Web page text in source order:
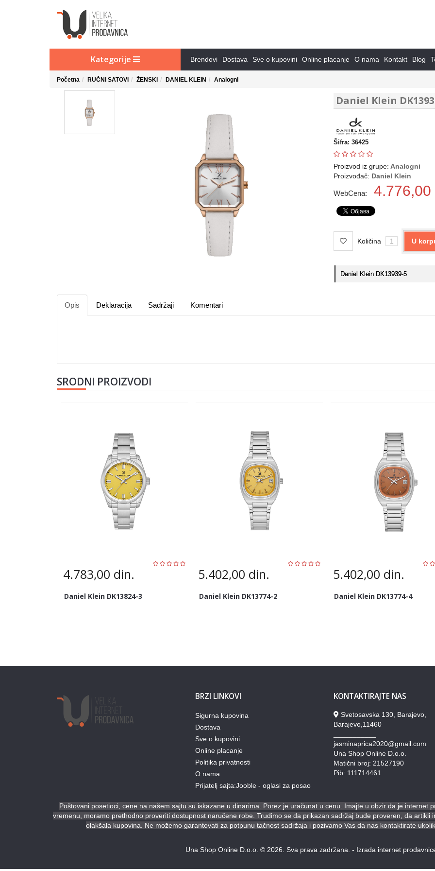
Kategorije Brendovi Dostava Sve o kupovini Online placanje O nama Kontakt Blog
Početna RUČNI SATOVI ŽENSKI DANIEL KLEIN Analogni
Daniel Klein
Šifra: 36425
Proizvod iz grupe: Analogni
Proizvođač: Daniel Klein
WebCena: 4.776,00
Količina U
Daniel Klein DK13939-5
Opis Deklaracija Sadržaji Komentari
SRODNI PROIZVODI
4.783,00 din.
Daniel Klein DK13824-3
5.402,00 din.
Daniel Klein DK13774-2
5.402,00 din.
Daniel Klein DK13774-4
BRZI LINKOVI
Sigurna kupovina
Dostava
Sve o kupovini
Online placanje
Politika privatnosti
O nama
Prijatelj sajta:Jooble - oglasi za posao
KONTAKTIRAJTE NAS
Svetosavska 130, Barajevo,
Barajevo,11460
jasminaprica2020@gmail.com
Una Shop Online D.o.o.
Matični broj: 21527190
Pib: 111714461
Poštovani posetioci, cene na našem sajtu su iskazane u dinarima. Porez je uračunat u cenu. Imajte u obzir da je internet
vremenu, moramo prethodno proveriti dostupnost naručene robe. Trudimo se da prikazan sadržaj bude proveren, da artikli
olakšala kupovina. Ne možemo garantovati za potpunu tačnost sadržaja i pozivamo Vas da nas kontaktirate
Una Shop Online D.o.o. © 2026. Sva prava zadržana. - Izrada internet